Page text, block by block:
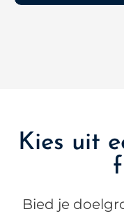
Kies uit
Bied je